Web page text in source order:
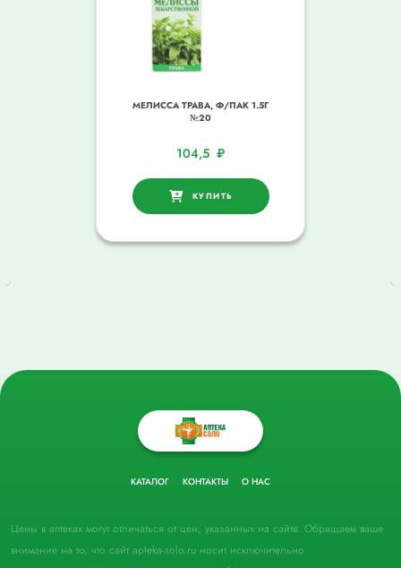
МЕЛИССА ТРАВА, Ф/ПАК 1.5Г
№20
104,5 ₽
КУПИТЬ
КАТАЛОГ КОНТАКТЫ О НАС
Цены в аптеках могут отличаться от цен, указанных на сайте. Обращаем ваше
внимание на то, что сайт apteka-solo.ru носит исключительно